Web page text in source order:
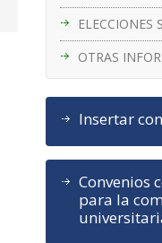
ELECCIONES
OTRAS
Insertar
Convenios
para la